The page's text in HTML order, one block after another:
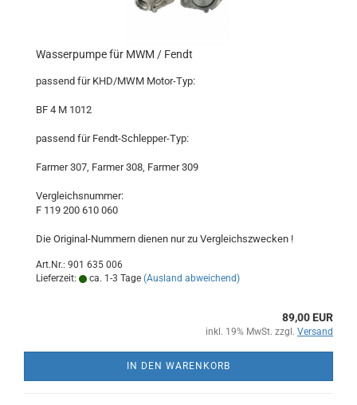
Wasserpumpe für MWM / Fendt
passend für KHD/MWM Motor-Typ:
BF 4 M 1012
passend für Fendt-Schlepper-Typ:
Farmer 307, Farmer 308, Farmer 309
Vergleichsnummer:
F 119 200 610 060
Die Original-Nummern dienen nur zu Vergleichszwecken !
Art.Nr.: 901 635 006
Lieferzeit:
ca. 1-3 Tage (Ausland abweichend)
89,00 EUR
inkl. 19% MwSt. zzgl. Versand
IN DEN WARENKORB